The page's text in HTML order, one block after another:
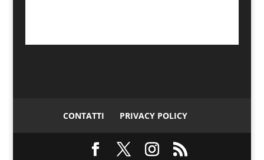
CONTATTI PRIVACY POLICY